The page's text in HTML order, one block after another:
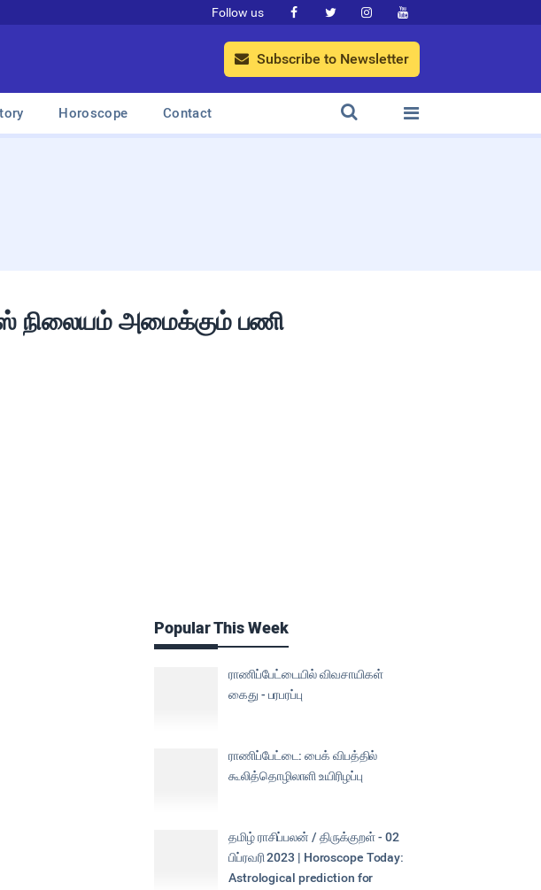
Follow us    
 Subscribe to Newsletter
Horoscope Contact 

பஸ் நிலையம் அமைக்கும் பணி
Popular This Week
ராணிப்பேட்டையில் விவசாயிகள்
கைது - பரபரப்பு
ராணிப்பேட்டை: பைக் விபத்தில்
கூலித்தொழிலாளி உயிரிழப்பு
தமிழ் ராசிப்பலன் / திருக்குறள் - 02
பிப்ரவரி 2023 | Horoscope Today:
Astrological prediction for